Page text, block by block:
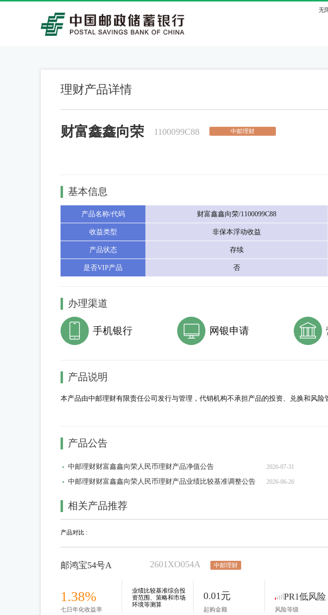
无
理财产品详情
财富鑫鑫向荣 1100099C88 中邮理财
基本信息
产品名称/代码 财富鑫鑫向荣/1100099C88
收益类型 非保本浮动收益
产品状态 存续
是否VIP产品 否
办理渠道
手机银行 网银申请
产品说明
本产品由中邮理财有限责任公司发行与管理，代销机构不承担产品的投资、兑换和风险
产品公告
中邮理财财富鑫鑫向荣人民币理财产品净值公告 2026-07-31
中邮理财财富鑫鑫向荣人民币理财产品业绩比较基准调整公告 2026-06-26
相关产品推荐
产品对比 :
邮鸿宝54号A 2601XO054A 中邮理财
1.38%
七日年化收益率
业绩比较基准综合投
资范围、策略和市场
环境等测算
0.01元
起购金额
PR1低风险
风险等级